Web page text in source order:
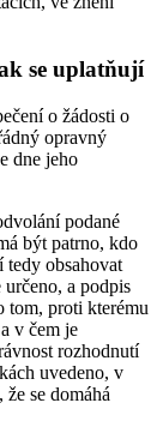
se uplatňují
o žádosti o
opravný
dne jeho
podané
být patrno, kdo
tedy obsahovat
a podpis
tom, proti kterému
v čem je
rozhodnutí
uvedeno, v
se domáhá